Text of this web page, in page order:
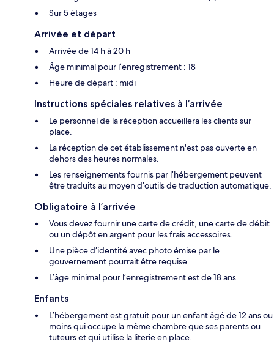
Sur 5 étages
Arrivée et départ
Arrivée de 14 h à 20 h
Âge minimal pour l’enregistrement : 18
Heure de départ : midi
Instructions spéciales relatives à l’arrivée
Le personnel de la réception accueillera les clients sur
place.
La réception de cet établissement n'est pas ouverte en
dehors des heures normales.
Les renseignements fournis par l’hébergement peuvent
être traduits au moyen d’outils de traduction automatique.
Obligatoire à l’arrivée
Vous devez fournir une carte de crédit, une carte de débit
ou un dépôt en argent pour les frais accessoires.
Une pièce d’identité avec photo émise par le
gouvernement pourrait être requise.
L’âge minimal pour l’enregistrement est de 18 ans.
Enfants
L’hébergement est gratuit pour un enfant âgé de 12 ans ou
moins qui occupe la même chambre que ses parents ou
tuteurs et qui utilise la literie en place.